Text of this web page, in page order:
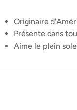
Originaire
Présente dans
Aime le plein